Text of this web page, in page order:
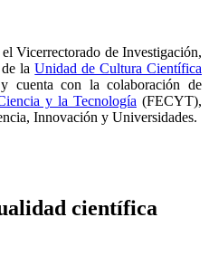
Vicerrectorado de Investigación,
de laUnidad de Cultura Científica
cuenta con la colaboración de
y la Tecnología (FECYT),
Innovación y Universidades.
científica